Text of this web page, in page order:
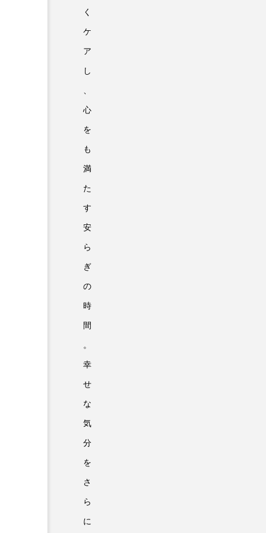
く
ケ
ア
し
心
を
も
満
た
す
安
ら
ぎ
の
時
間
。
幸
せ
な
気
分
を
さ
ら
に